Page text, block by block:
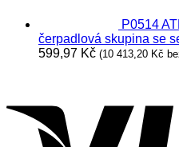
P0514
čerpadlová skupina se
599,97 Kč (10 413,20 Kč